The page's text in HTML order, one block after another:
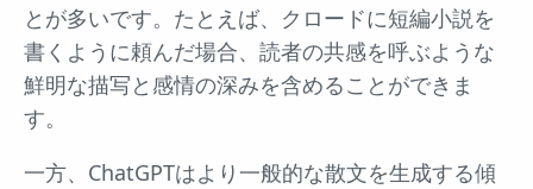
とが多いです。たとえば、クロードに短編小説を
書くように頼んだ場合、読者の共感を呼ぶような
鮮明な描写と感情の深みを含めることができま
す。
一方、ChatGPTはより一般的な散文を生成する傾